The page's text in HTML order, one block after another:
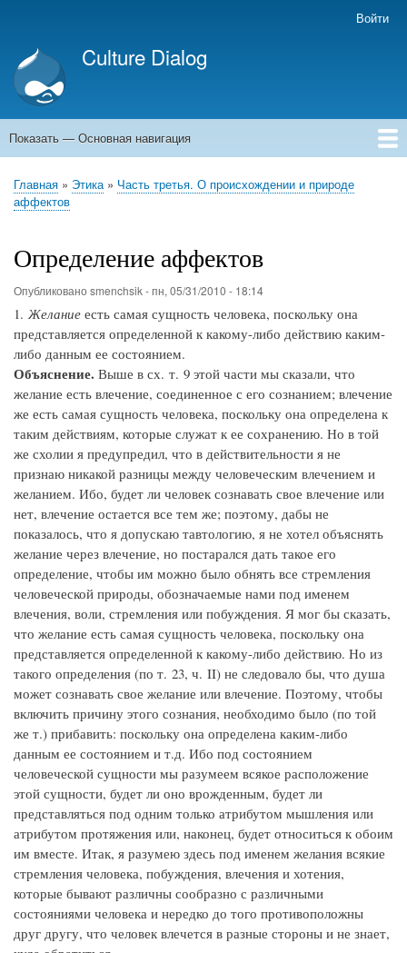
основному
содержанию
учётной
записи
пользователя
Войти
Culture Dialog
Основная
Показать — Основная навигация
Главная
Книги
Авторы
Kомментарии
Архивы емейлов
Форумы
Строка
Главная Этика
Часть третья. О происхождении и природе
аффектов
Определение аффектов
Опубликовано smenchsik-пн, 05/31/2010 - 18:14
1.Желание есть самая сущность человека, поскольку она
представляется определенной к какому-либо действию каким-
либо данным ее состоянием.
Объяснение. Выше в сх. т. 9 этой части мы сказали, что
желание есть влечение, соединенное с его сознанием; влечение
же есть самая сущность человека, поскольку она определена к
таким действиям, которые служат к ее сохранению. Но в той
же схолии я предупредил, что в действительности я не
признаю никакой разницы между человеческим влечением и
желанием. Ибо, будет ли человек сознавать свое влечение или
нет, влечение остается все тем же; поэтому, дабы не
показалось, что я допускаю тавтологию, я не хотел объяснять
желание через влечение, но постарался дать такое его
определение, чтобы им можно было обнять все стремления
человеческой природы, обозначаемые нами под именем
влечения, воли, стремления или побуждения. Я мог бы сказать,
что желание есть самая сущность человека, поскольку она
представляется определенной к какому-либо действию. Но из
такого определения (по т. 23, ч. II) не следовало бы, что душа
может сознавать свое желание или влечение. Поэтому, чтобы
включить причину этого сознания, необходимо было (по той
же т.) прибавить: поскольку она определена каким-либо
данным ее состоянием и т.д. Ибо под состоянием
человеческой сущности мы разумеем всякое расположение
этой сущности, будет ли оно врожденным, будет ли
представляться под одним только атрибутом мышления или
атрибутом протяжения или, наконец, будет относиться к обоим
им вместе. Итак, я разумею здесь под именем желания всякие
стремления человека, побуждения, влечения и хотения,
которые бывают различны сообразно с различными
состояниями человека и нередко до того противоположны
друг другу, что человек влечется в разные стороны и не знает,